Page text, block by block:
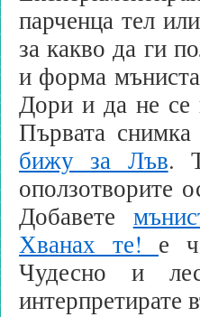
парченца тел
за какво да ги
и форма
Дори и да не се
Първата
бижу за Лъв.
оползотворите
Добавете
Хванах те! е
Чудесно и
интерпретирате